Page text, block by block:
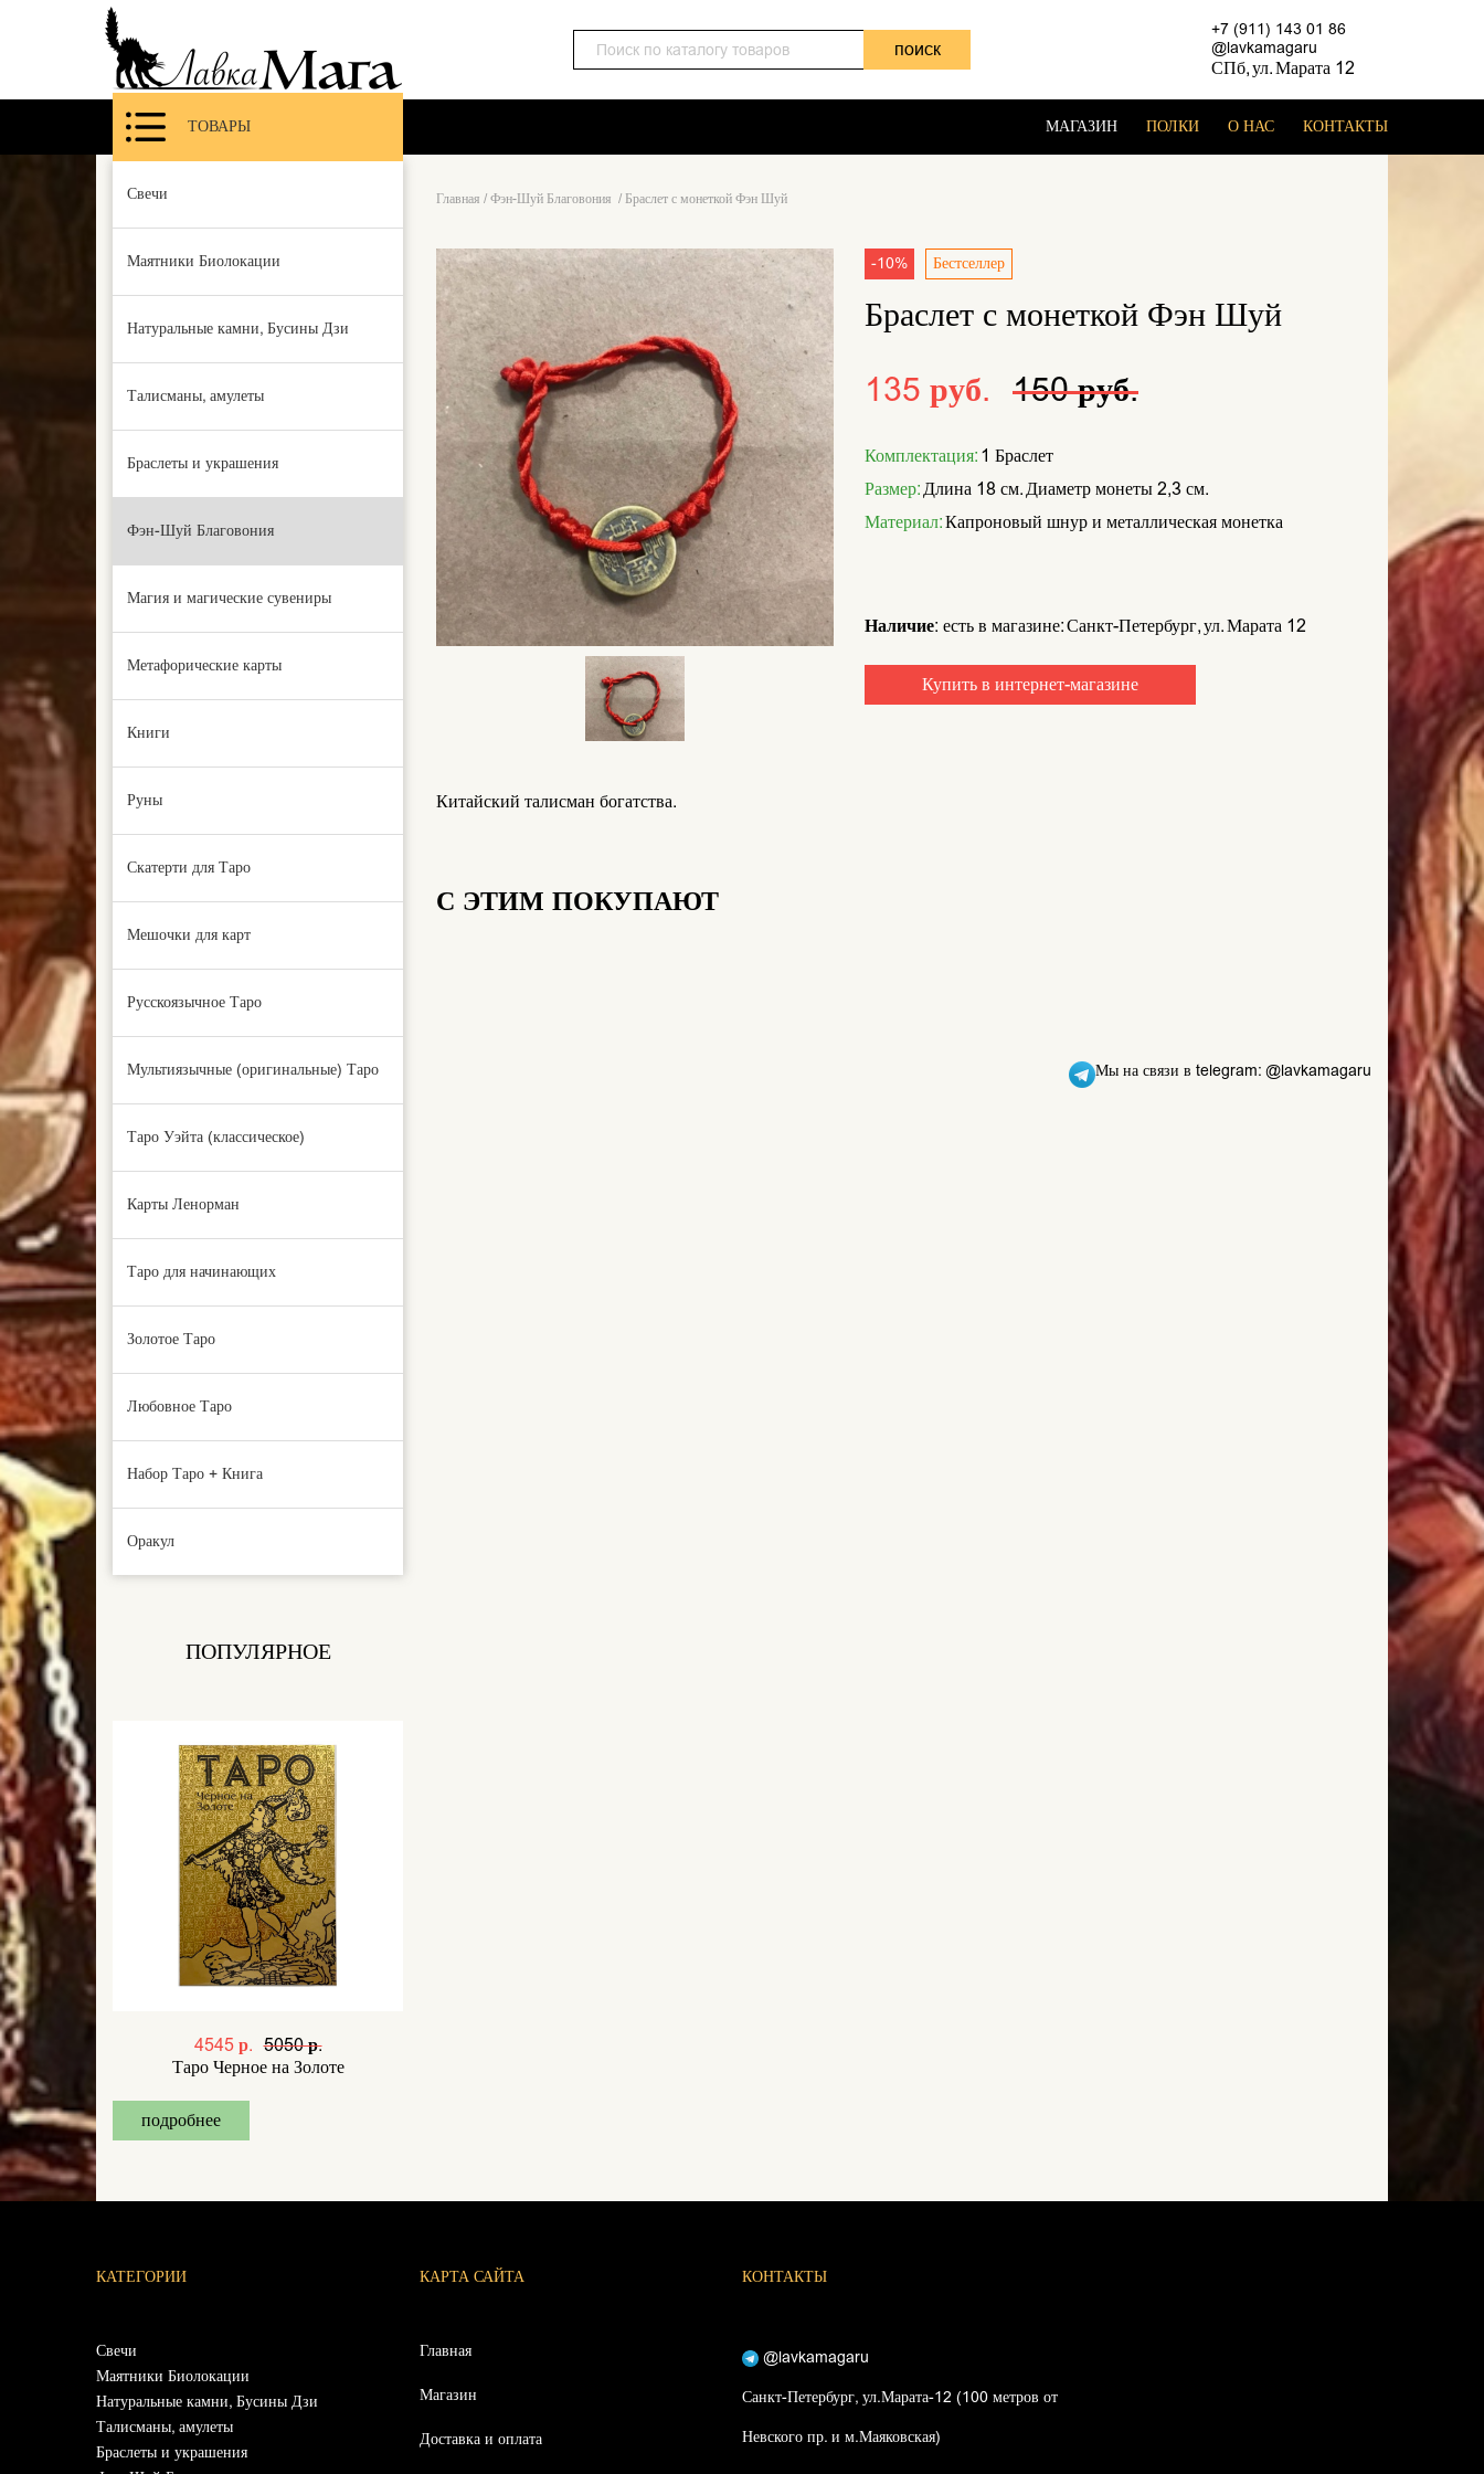
поиск
+7 (911) 143 01 86
@lavkamagaru
СПб, ул. Марата 12
ТОВАРЫ МАГАЗИН ПОЛКИ О НАС КОНТАКТЫ
Свечи
Маятники Биолокации
Натуральные камни, Бусины Дзи
Талисманы, амулеты
Браслеты и украшения
Фэн-Шуй Благовония
Магия и магические сувениры
Метафорические карты
Книги
Руны
Скатерти для Таро
Мешочки для карт
Русскоязычное Таро
Мультиязычные (оригинальные) Таро
Таро Уэйта (классическое)
Карты Ленорман
Таро для начинающих
Золотое Таро
Любовное Таро
Набор Таро + Книга
Оракул
ПОПУЛЯРНОЕ
4545 р. 5050 р.
Таро Черное на Золоте
подробнее
Главная / Фэн-Шуй Благовония / Браслет с монеткой Фэн Шуй
-10% Бестселлер
Браслет с монеткой Фэн Шуй
135 руб.
150 руб.
Комплектация:1 Браслет
Размер:Длина 18 см. Диаметр монеты 2,3 см.
Материал:Капроновый шнур и металлическая монетка
Наличие: есть в магазине: Санкт-Петербург, ул. Марата 12
Купить в интернет-магазине
Китайский талисман богатства.
С ЭТИМ ПОКУПАЮТ
Мы на связи в telegram: @lavkamagaru
КАТЕГОРИИ
Свечи
Маятники Биолокации
Натуральные камни, Бусины Дзи
Талисманы, амулеты
Браслеты и украшения
КАРТА САЙТА
Главная
Магазин
Доставка и оплата
КОНТАКТЫ
@lavkamagaru
Санкт-Петербург, ул.Марата-12 (100 метров от
Невского пр. и м.Маяковская)